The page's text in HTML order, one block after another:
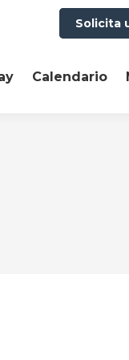
Solicita
Calendario